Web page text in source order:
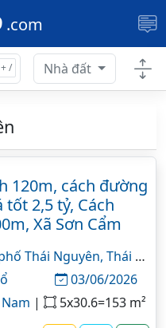
.com
Nhà đất
120m, cách đường
2,5 tỷ, Cách
Xã Sơn Cẩm
Thái Nguyên,Thái Nguyên
03/06/2026
| 5x30.6=153 m²